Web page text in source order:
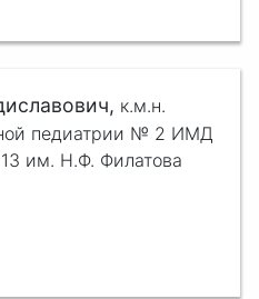
к.м.н.
педиатрии № 2 ИМД
им. Н.Ф. Филатова